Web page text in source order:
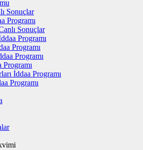
Sonuçlar
Programı
Sonuçlar
Programı
Programı
Programı
Programı
İddaa Programı
Programı